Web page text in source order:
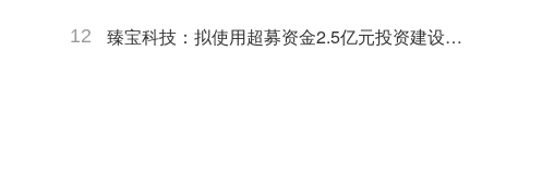
12
臻宝科技：拟使用超募资金2.5亿元投资建设半